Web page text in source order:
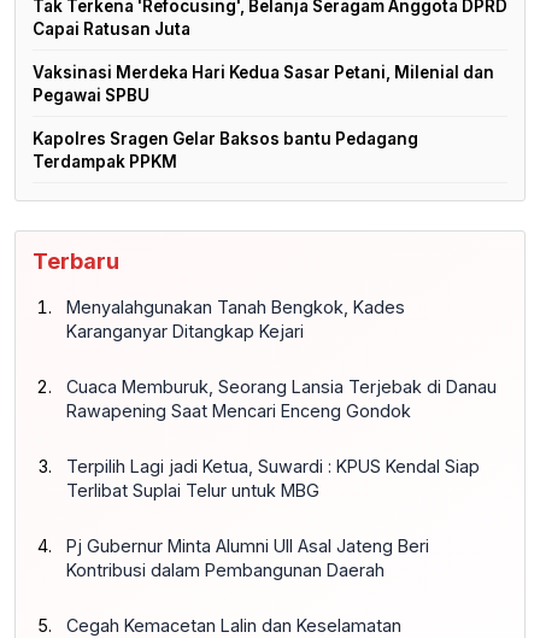
Tak Terkena 'Refocusing', Belanja Seragam Anggota DPRD
Capai Ratusan Juta
Vaksinasi Merdeka Hari Kedua Sasar Petani, Milenial dan
Pegawai SPBU
Kapolres Sragen Gelar Baksos bantu Pedagang
Terdampak PPKM
Terbaru
Menyalahgunakan Tanah Bengkok, Kades
Karanganyar Ditangkap Kejari
Cuaca Memburuk, Seorang Lansia Terjebak di Danau
Rawapening Saat Mencari Enceng Gondok
Terpilih Lagi jadi Ketua, Suwardi : KPUS Kendal Siap
Terlibat Suplai Telur untuk MBG
Pj Gubernur Minta Alumni UII Asal Jateng Beri
Kontribusi dalam Pembangunan Daerah
Cegah Kemacetan Lalin dan Keselamatan